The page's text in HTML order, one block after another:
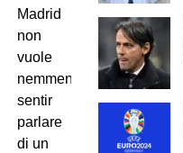
Madrid
non
vuole
nemmeno
sentir
parlare
di un